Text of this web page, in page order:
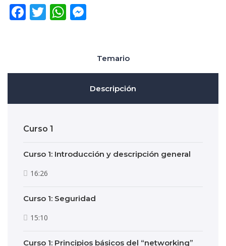
Facebook
TwitterWhatsApp
Temario
Descripción
Curso 1
Curso 1: Introducción y descripción general
16:26
Curso 1: Seguridad
15:10
Curso 1: Principios básicos del “networking”